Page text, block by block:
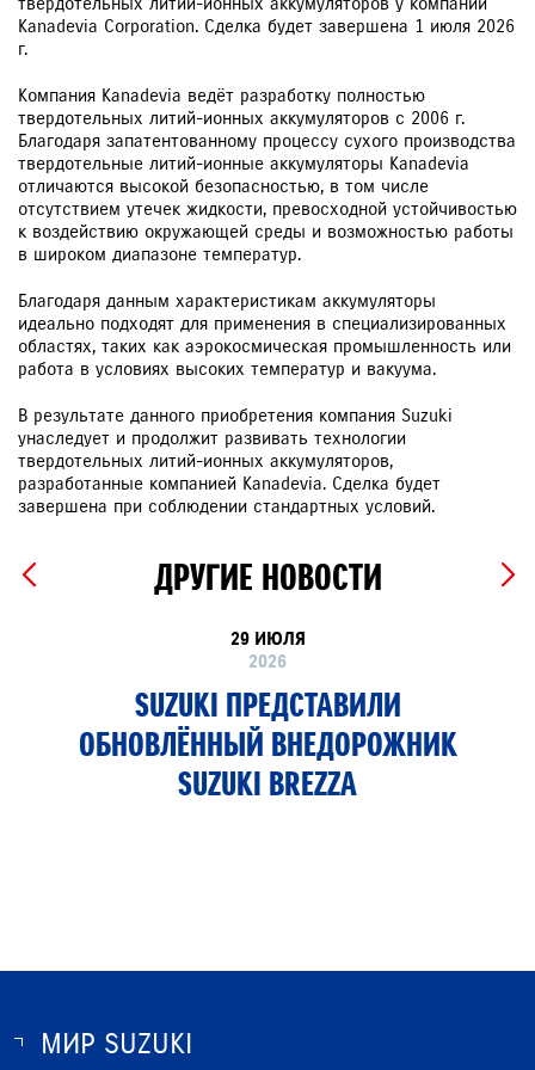
Kanadevia Corporation. Сделка будет завершена 1 июля 2026
г.
Компания Kanadevia ведёт разработку полностью
твердотельных литий-ионных аккумуляторов с 2006 г.
Благодаря запатентованному процессу сухого производства
твердотельные литий-ионные аккумуляторы Kanadevia
отличаются высокой безопасностью, в том числе
отсутствием утечек жидкости, превосходной устойчивостью
к воздействию окружающей среды и возможностью работы
в широком диапазоне температур.
Благодаря данным характеристикам аккумуляторы
идеально подходят для применения в специализированных
областях, таких как аэрокосмическая промышленность или
работа в условиях высоких температур и вакуума.
В результате данного приобретения компания Suzuki
унаследует и продолжит развивать технологии
твердотельных литий-ионных аккумуляторов,
разработанные компанией Kanadevia. Сделка будет
завершена при соблюдении стандартных условий.
ДРУГИЕ НОВОСТИ
29 ИЮЛЯ
2026
SUZUKI ПРЕДСТАВИЛИ
ОБНОВЛЁННЫЙ ВНЕДОРОЖНИК
SUZUKI BREZZA
МИР SUZUKI